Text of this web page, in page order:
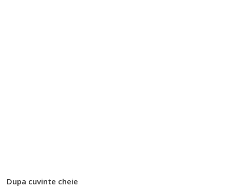
Dupa cuvinte cheie